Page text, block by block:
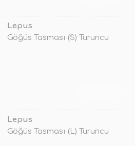
Lepus
Göğüs Tasması (S) Turuncu
Lepus
Göğüs Tasması (L) Turuncu